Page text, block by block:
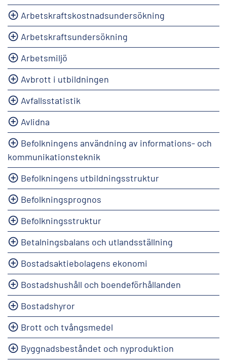
Arbetskraftskostnadsundersökning
Arbetskraftsundersökning
Arbetsmiljö
Avbrott i utbildningen
Avfallsstatistik
Avlidna
Befolkningens användning av informations- och
kommunikationsteknik
Befolkningens utbildningsstruktur
Befolkningsprognos
Befolkningsstruktur
Betalningsbalans och utlandsställning
Bostadsaktiebolagens ekonomi
Bostadshushåll och boendeförhållanden
Bostadshyror
Brott och tvångsmedel
Byggnadsbeståndet och nyproduktion